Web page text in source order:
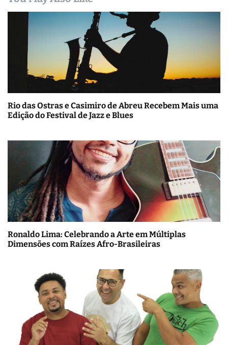
Rio das Ostras e Casimiro de Abreu Recebem Mais uma
Edição do Festival de Jazz e Blues
Ronaldo Lima: Celebrando a Arte em Múltiplas
Dimensões com Raízes Afro-Brasileiras